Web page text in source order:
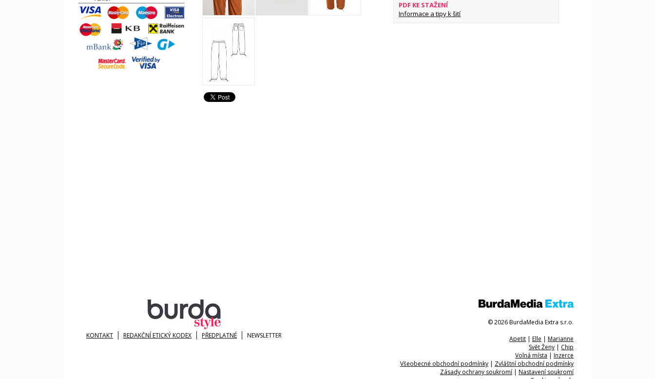
PDF KE STAŽENÍ
Informace a tipy k šití
KONTAKT REDAKČNÍ ETICKÝ KODEX PŘEDPLATNÉ NEWSLETTER
© 2026 BurdaMedia Extra s.r.o.
Apetit | Elle | Marianne
Svět Ženy | Chip
Volná místa | Inzerce
Všeobecné obchodní podmínky | Zvláštní obchodní podmínky
Zásady ochrany soukromí | Nastavení soukromí